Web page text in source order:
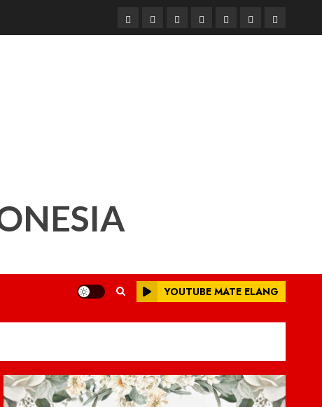
BerandaNasionalDaerahHukum
dan
Pendidikan
Box
Redaksi
Iklan
YOUTUBE MATE ELANG